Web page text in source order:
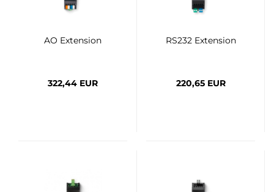
AO Extension
322,44 EUR
RS232 Extension
220,65 EUR